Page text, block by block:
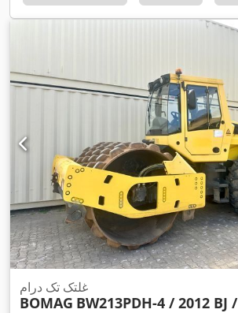
غلتک تک درام
BOMAG BW213PDH-4 / 2012 BJ /